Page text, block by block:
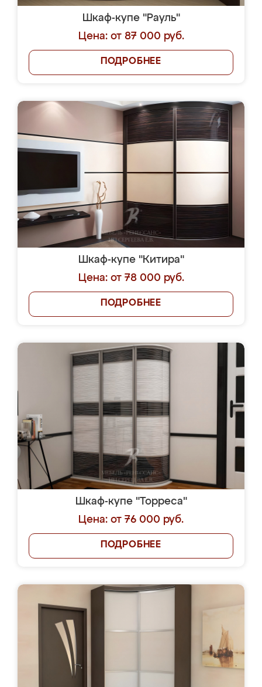
Шкаф-купе "Рауль"
Цена: от 87 000 руб.
ПОДРОБНЕЕ
Шкаф-купе "Китира"
Цена: от 78 000 руб.
ПОДРОБНЕЕ
Шкаф-купе "Торреса"
Цена: от 76 000 руб.
ПОДРОБНЕЕ